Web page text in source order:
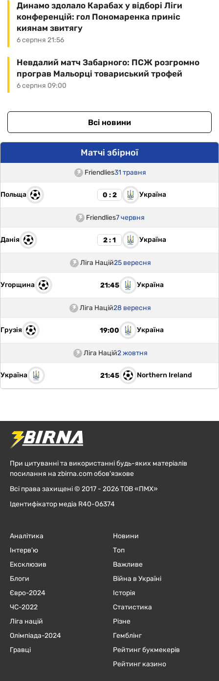
6 серпня 21:56
Динамо здолало Карабах у відборі Ліги
конференцій: гол Пономаренка приніс
киянам звитягу
6 серпня 09:00
Невдалий матч Забарного: ПСЖ розгромно
програв Мальорці товариський трофей
Всі новини
Матчі збірної
Friendlies31 травня
Польща 0 : 2 Україна
Friendlies7 червня
Данія 2 : 1 Україна
Ліга Націй25 вересня
Угорщина 21:45 Україна
Ліга Націй28 вересня
Грузія 19:00 Україна
Ліга Націй2 жовтня
Україна 21:45 Northern Ireland
При цитуванні та використанні будь-яких матеріалів
посилання на zbirna.com обов'язкове
Всі права захищені © 2017 - 2026 ТОВ «ПМХ»
Ідентифікатор медіа R40-06374
Аналітика
Інтерв'ю
Ексклюзив
Блоги
Євро-2024
ЧC-2022
Ліга націй
Олімпіада-2024
Гравці
Новини
Топ
Важливе
Війна в Україні
Історія
Статистика
Різне
Гемблінг
Рейтинг букмекерів
Рейтинг казино